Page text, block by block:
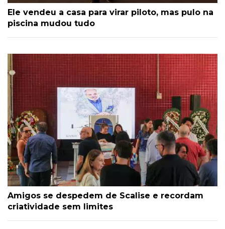
Ele vendeu a casa para virar piloto, mas pulo na
piscina mudou tudo
Amigos se despedem de Scalise e recordam
criatividade sem limites